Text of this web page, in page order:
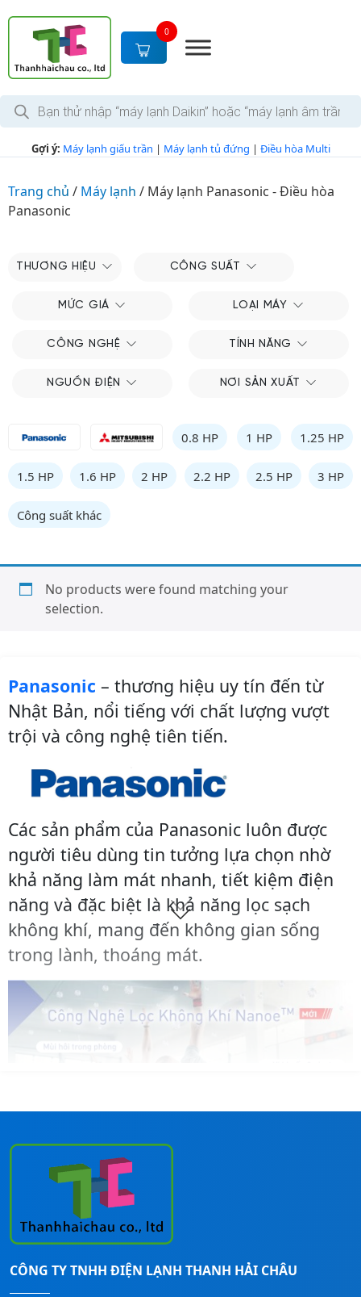
c
0
T
m
i Gợi ý: Máy lạnh giấu trần | Máy lạnh tủ đứng | Điều hòa Multi
Trang chủ / Máy lạnh / Máy lạnh Panasonic - Điều hòa
Panasonic
THƯƠNG HIỆU CÔNG SUẤT
MỨC GIÁ LOẠI MÁY
CÔNG NGHỆ TÍNH NĂNG
NGUỒN ĐIỆN NƠI SẢN XUẤT
0.8 HP 1 HP 1.25 HP
1.5 HP 1.6 HP 2 HP 2.2 HP 2.5 HP 3 HP
Công suất khác
No products were found matching your
selection.
Panasonic – thương hiệu uy tín đến từ
Nhật Bản, nổi tiếng với chất lượng vượt
trội và công nghệ tiên tiến.
Các sản phẩm của Panasonic luôn được
người tiêu dùng tin tưởng lựa chọn nhờ
khả năng làm mát nhanh, tiết kiệm điện
năng và đặc biệt là khả năng lọc sạch
không khí, mang đến không gian sống
trong lành, thoáng mát.
Bạn đang có nhu cầu cần được tư vấn –
báo giá – khảo sát – lắp đặt các loại máy
lạnh Panasonic cho mọi công trình, bạn
liên hệ ngay đến số
CÔNG TY TNHH ĐIỆN LẠNH THANH HẢI CHÂU